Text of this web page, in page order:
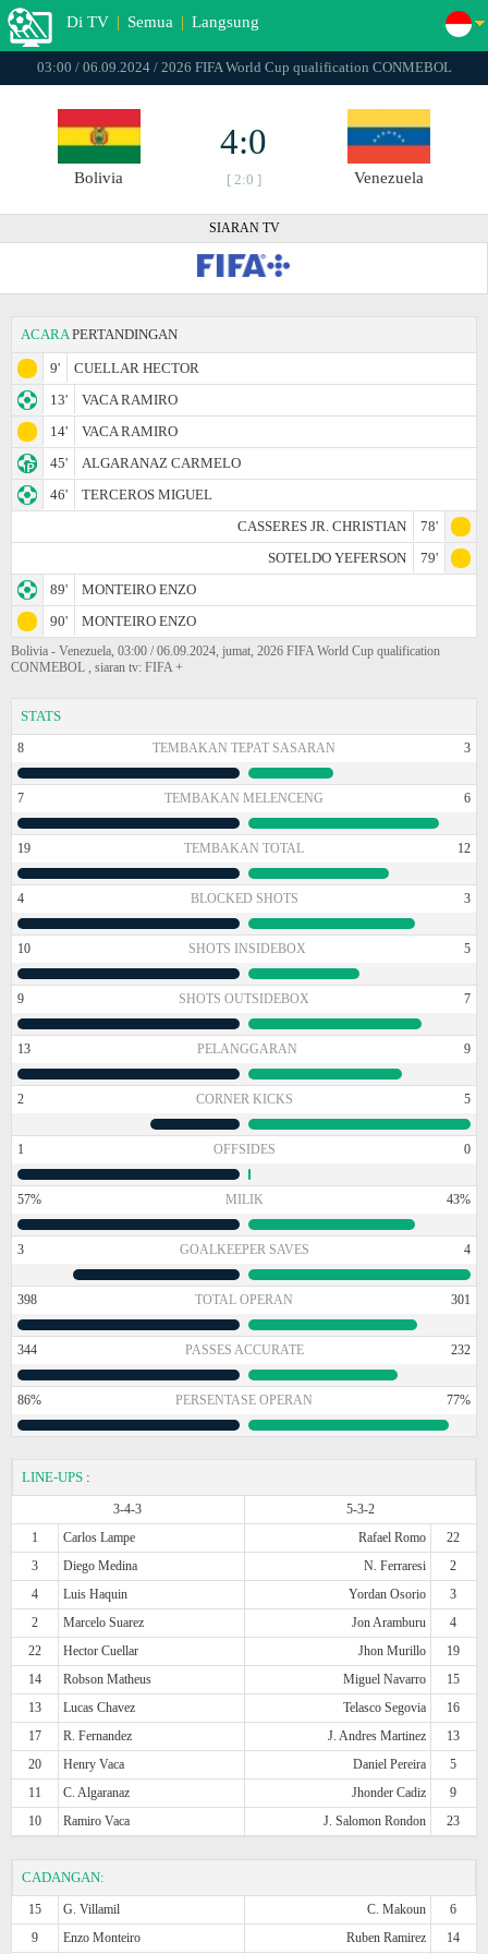
Di TV | Semua | Langsung
03:00 / 06.09.2024 / 2026 FIFA World Cup qualification CONMEBOL
Bolivia
4:0
[ 2:0 ] Venezuela
SIARAN TV
ACARA PERTANDINGAN
9'
CUELLAR HECTOR
13'
VACA RAMIRO
14'
VACA RAMIRO
45'
ALGARANAZ CARMELO
46'
TERCEROS MIGUEL
CASSERES JR. CHRISTIAN
78'
SOTELDO YEFERSON
79'
89'
MONTEIRO ENZO
90'
MONTEIRO ENZO
Bolivia - Venezuela, 03:00 / 06.09.2024, jumat, 2026 FIFA World Cup qualification
CONMEBOL , siaran tv: FIFA +
STATS
8 TEMBAKAN TEPAT SASARAN 3
7 TEMBAKAN MELENCENG 6
19 TEMBAKAN TOTAL 12
4 BLOCKED SHOTS 3
10 SHOTS INSIDEBOX 5
9 SHOTS OUTSIDEBOX 7
13 PELANGGARAN 9
2 CORNER KICKS 5
1 OFFSIDES 0
57% MILIK 43%
3 GOALKEEPER SAVES 4
398 TOTAL OPERAN 301
344 PASSES ACCURATE 232
86% PERSENTASE OPERAN 77%
LINE-UPS :
3-4-3
5-3-2
1
Carlos Lampe Rafael Romo
22
3
Diego Medina N. Ferraresi
2
4
Luis Haquin Yordan Osorio
3
2
Marcelo Suarez Jon Aramburu
4
22
Hector Cuellar Jhon Murillo
19
14
Robson Matheus Miguel Navarro
15
13
Lucas Chavez Telasco Segovia
16
17
R. Fernandez J. Andres Martinez
13
20
Henry Vaca Daniel Pereira
5
11
C. Algaranaz Jhonder Cadiz
9
10
Ramiro Vaca J. Salomon Rondon 23
CADANGAN:
15 G. Villamil C. Makoun
6
9
Enzo Monteiro Ruben Ramirez 14